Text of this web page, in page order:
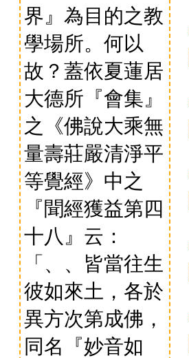
界』為目的之教
學場所。何以
故？蓋依夏蓮居
大德所『會集』
之《佛說大乘無
量壽莊嚴清淨平
等覺經》中之
『聞經獲益第四
十八』云：
「、、皆當往生
彼如來土，各於
異方次第成佛，
同名『妙音如